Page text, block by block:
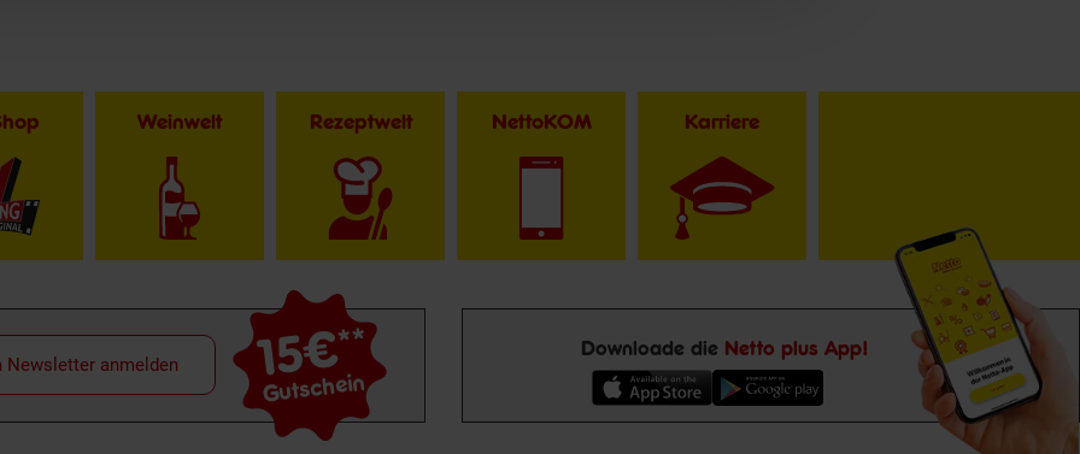
Weinwelt Rezeptwelt NettoKOM Karriere
15€**
Gutschein
Newsletter anmelden
Downloade die Netto plus App!